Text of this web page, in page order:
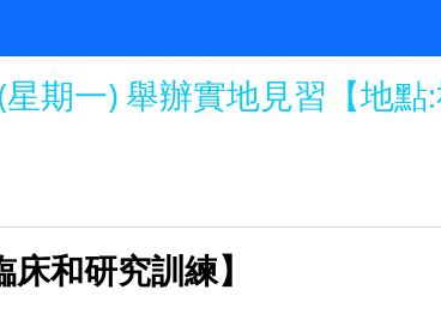
期一) 舉辦實地見習【地
床和研究訓練】